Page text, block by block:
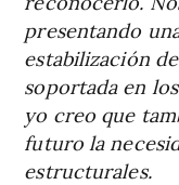
presentando
estabilización
soportada en
yo creo que
futuro la
estructurales.